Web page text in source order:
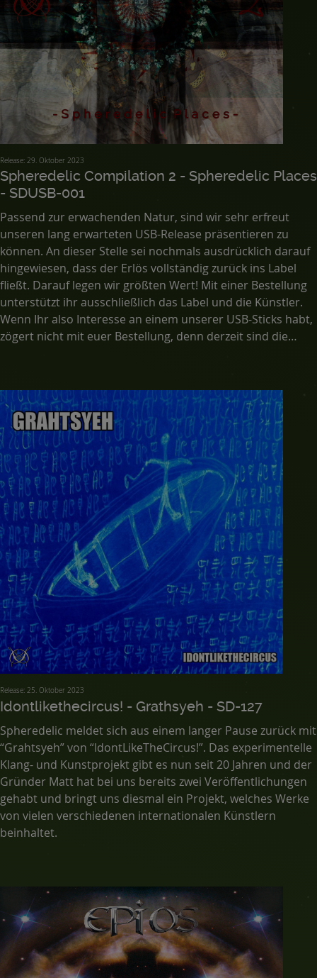
Release: 29. Oktober 2023
Spheredelic Compilation 2 - Spheredelic Places
- SDUSB-001
Passend zur erwachenden Natur, sind wir sehr erfreut
unseren lang erwarteten USB-Release präsentieren zu
können. An dieser Stelle sei nochmals ausdrücklich darauf
hingewiesen, dass der Erlös vollständig zurück ins Label
fließt. Darauf legen wir größten Wert! Mit einer Bestellung
unterstützt ihr ausschließlich das Label und die Künstler.
Wenn Ihr also Interesse an einem unserer USB-Sticks habt,
zögert nicht mit euer Bestellung, denn derzeit sind die
Release: 25. Oktober 2023
Idontlikethecircus! - Grathsyeh - SD-127
Spheredelic meldet sich aus einem langer Pause zurück mit
“Grahtsyeh” von “IdontLikeTheCircus!”. Das experimentelle
Klang- und Kunstprojekt gibt es nun seit 20 Jahren und der
Gründer Matt hat bei uns bereits zwei Veröffentlichungen
gehabt und bringt uns diesmal ein Projekt, welches Werke
von vielen verschiedenen internationalen Künstlern
beinhaltet.